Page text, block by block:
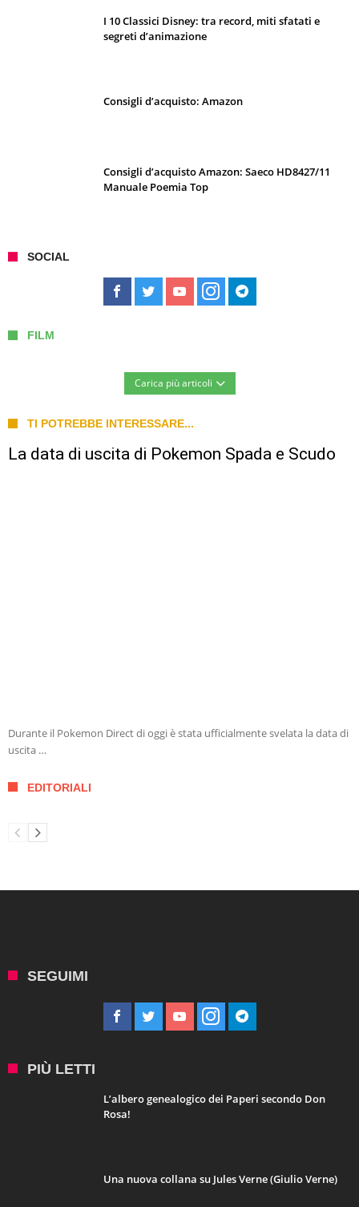
I 10 Classici Disney: tra record, miti sfatati e
segreti d’animazione
Consigli d’acquisto: Amazon
Consigli d’acquisto Amazon: Saeco HD8427/11
Manuale Poemia Top
SOCIAL
FILM
Carica più articoli
TI POTREBBE INTERESSARE...
La data di uscita di Pokemon Spada e Scudo
Durante il Pokemon Direct di oggi è stata ufficialmente svelata la data di
uscita …
EDITORIALI
SEGUIMI
PIÙ LETTI
L’albero genealogico dei Paperi secondo Don
Rosa!
Una nuova collana su Jules Verne (Giulio Verne)